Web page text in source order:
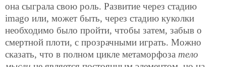
она сыграла свою роль. Развитие через стадию
imago или, может быть, через стадию куколки
необходимо было пройти, чтобы затем, забыв о
смертной плоти, с прозрачными играть. Можно
сказать, что в полном цикле метаморфоза тело